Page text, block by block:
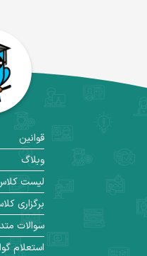
قوانین
وبلاگ
لیست
برگزاری
سوالات
استعلام